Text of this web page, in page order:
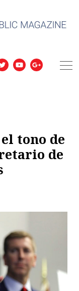
tono de
de